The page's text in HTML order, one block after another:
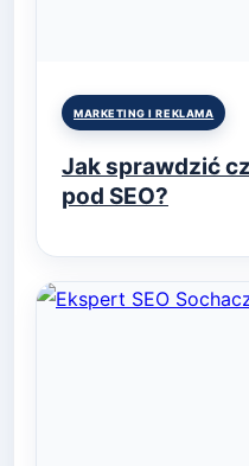
Posted
MARKETING I REKLAMA
Jak sprawdzić
pod SEO?